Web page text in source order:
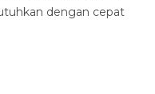
dengan cepat